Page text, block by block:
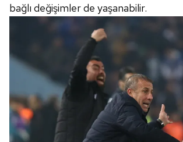
bağlı değişimler de yaşanabilir.